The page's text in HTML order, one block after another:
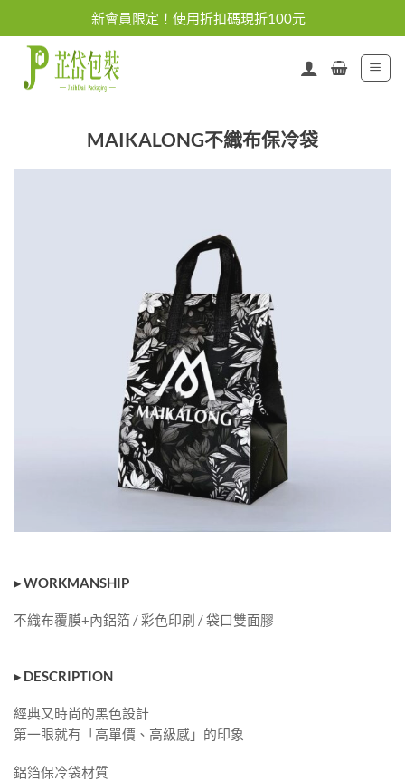
content
新會員限定！使用折扣碼現折100元
MAIKALONG不織布保冷袋
▸ WORKMANSHIP
不織布覆膜+內鋁箔 / 彩色印刷 / 袋口雙面膠
▸ DESCRIPTION
經典又時尚的黑色設計
第一眼就有「高單價、高級感」的印象
鋁箔保冷袋材質